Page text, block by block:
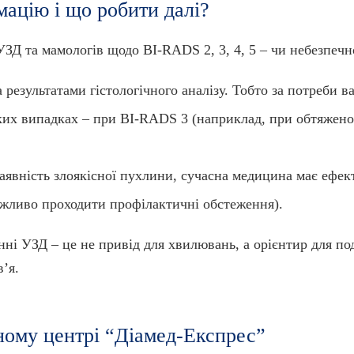
і що робити далі?
та мамологів щодо BI-RADS 2, 3, 4, 5 – чи
результатами гістологічного аналізу. Тобто за потреби
випадках – при BI-RADS 3 (наприклад, при
злоякісної пухлини, сучасна медицина має
проходити профілактичні обстеження).
УЗД – це не привід для хвилювань, а орієнтир для
центрі “Діамед-Експрес”